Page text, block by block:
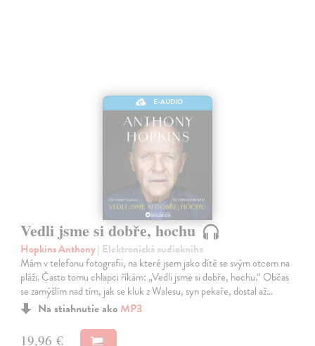
E-AUDIO
Vedli jsme si dobře, hochu
Hopkins Anthony| Elektronická audiokniha
Mám v telefonu fotografii, na které jsem jako dítě se svým otcem na
pláži. Často tomu chlapci říkám: „Vedli jsme si dobře, hochu.“ Občas
se zamýšlím nad tím, jak se kluk z Walesu, syn pekaře, dostal až…
Na stiahnutie ako MP3
19,96 €